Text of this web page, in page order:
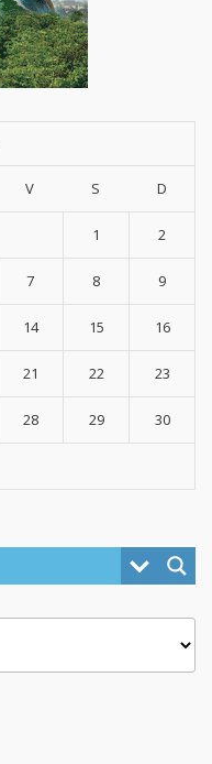
V S D
1 2
7 8 9
14 15 16
21 22 23
28 29 30